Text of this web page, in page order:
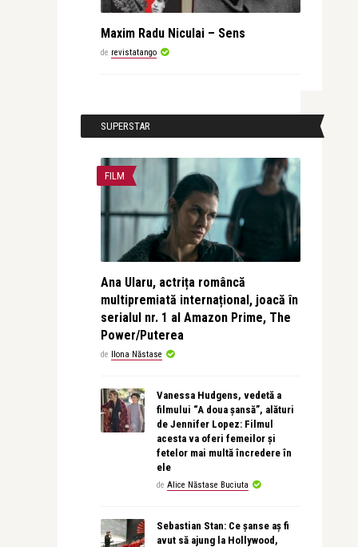
Maxim Radu Niculai – Sens
de revistatango
SUPERSTAR
FILM
Ana Ularu, actrița româncă
multipremiată internațional, joacă în
serialul nr. 1 al Amazon Prime, The
Power/Puterea
de Ilona Năstase
Vanessa Hudgens, vedetă a
filmului “A doua șansă”, alături
de Jennifer Lopez: Filmul
acesta va oferi femeilor și
fetelor mai multă încredere în
ele
de Alice Năstase Buciuta
Sebastian Stan: Ce șanse aș fi
avut să ajung la Hollywood,